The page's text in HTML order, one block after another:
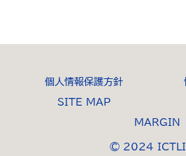
個人情報保護方針
SITE MAP
MARGIN
© 2024